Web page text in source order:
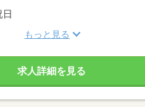
もっと見る
求人詳細を見る